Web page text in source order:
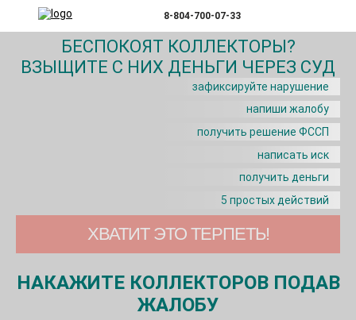
8-804-700-07-33
БЕСПОКОЯТ КОЛЛЕКТОРЫ?
ВЗЫЩИТЕ С НИХ ДЕНЬГИ ЧЕРЕЗ СУД
зафиксируйте нарушение
напиши жалобу
получить решение ФССП
написать иск
получить деньги
5 простых действий
ХВАТИТ ЭТО ТЕРПЕТЬ!
НАКАЖИТЕ КОЛЛЕКТОРОВ ПОДАВ
ЖАЛОБУ